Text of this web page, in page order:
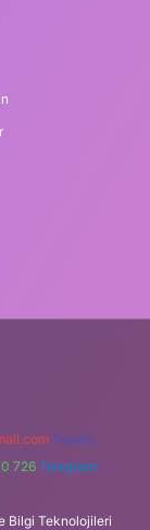
Teams:
726 Telegram:
Bilgi Teknolojileri